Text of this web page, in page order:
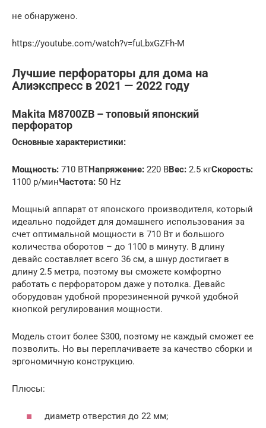
не обнаружено.
https://youtube.com/watch?v=fuLbxGZFh-M
Лучшие перфораторы для дома на
Алиэкспресс в 2021 — 2022 году
Makita M8700ZB – топовый японский
перфоратор
Основные характеристики:
Мощность: 710 ВТНапряжение: 220 ВВес: 2.5 кгСкорость:
1100 р/минЧастота: 50 Hz
Мощный аппарат от японского производителя, который
идеально подойдет для домашнего использования за
счет оптимальной мощности в 710 Вт и большого
количества оборотов – до 1100 в минуту. В длину
девайс составляет всего 36 см, а шнур достигает в
длину 2.5 метра, поэтому вы сможете комфортно
работать с перфоратором даже у потолка. Девайс
оборудован удобной прорезиненной ручкой удобной
кнопкой регулирования мощности.
Модель стоит более $300, поэтому не каждый сможет ее
позволить. Но вы переплачиваете за качество сборки и
эргономичную конструкцию.
Плюсы:
диаметр отверстия до 22 мм;